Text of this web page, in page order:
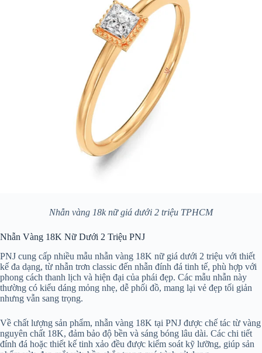
Nhẫn vàng 18k nữ giá dưới 2 triệu TPHCM
Nhẫn Vàng 18K Nữ Dưới 2 Triệu PNJ
PNJ cung cấp nhiều mẫu nhẫn vàng 18K nữ giá dưới 2 triệu với thiết
kế đa dạng, từ nhẫn trơn classic đến nhẫn đính đá tinh tế, phù hợp với
phong cách thanh lịch và hiện đại của phái đẹp. Các mẫu nhẫn này
thường có kiểu dáng mỏng nhẹ, dễ phối đồ, mang lại vẻ đẹp tối giản
nhưng vẫn sang trọng.
Về chất lượng sản phẩm, nhẫn vàng 18K tại PNJ được chế tác từ vàng
nguyên chất 18K, đảm bảo độ bền và sáng bóng lâu dài. Các chi tiết
đính đá hoặc thiết kế tinh xảo đều được kiểm soát kỹ lưỡng, giúp sản